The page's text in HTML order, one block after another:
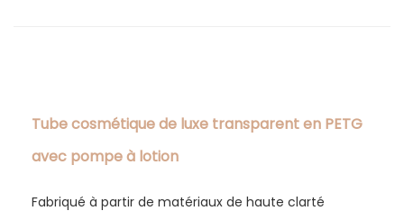
Tube cosmétique de luxe transparent en PETG
avec pompe à lotion
Fabriqué à partir de matériaux de haute clarté